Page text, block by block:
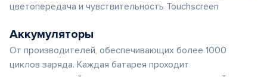
цветопередача и чувствительность Touchscreen
Аккумуляторы
От производителей, обеспечивающих более 1000
циклов заряда. Каждая батарея проходит